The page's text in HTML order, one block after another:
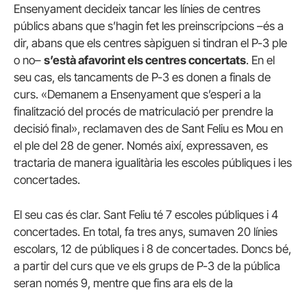
Ensenyament decideix tancar les línies de centres
públics abans que s’hagin fet les preinscripcions –és a
dir, abans que els centres sàpiguen si tindran el P-3 ple
o no– s’està afavorint els centres concertats. En el
seu cas, els tancaments de P-3 es donen a finals de
curs. «Demanem a Ensenyament que s’esperi a la
finalització del procés de matriculació per prendre la
decisió final», reclamaven des de Sant Feliu es Mou en
el ple del 28 de gener. Només així, expressaven, es
tractaria de manera igualitària les escoles públiques i les
concertades.
El seu cas és clar. Sant Feliu té 7 escoles públiques i 4
concertades. En total, fa tres anys, sumaven 20 línies
escolars, 12 de públiques i 8 de concertades. Doncs bé,
a partir del curs que ve els grups de P-3 de la pública
seran només 9, mentre que fins ara els de la